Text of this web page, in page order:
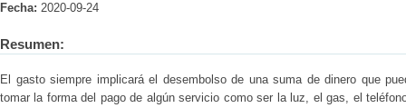
Fecha: 2020-09-24
Resumen:
El gasto siempre implicará el desembolso de una suma de dinero que
tomar la forma del pago de algún servicio como ser la luz, el gas, el